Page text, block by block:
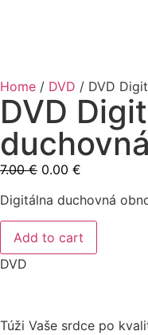
Home / DVD / DVD
DVD
7.00€ 0.00 €
Digitálna duchovná
Add to cart
DVD
Túži Vaše srdce po